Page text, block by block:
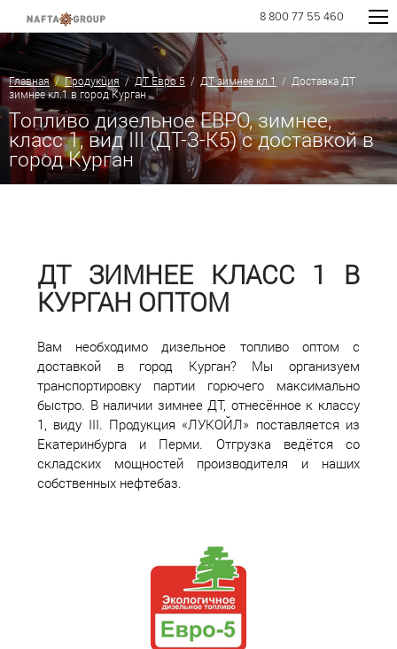
8 800 77 55 460
Главная/Продукция/ДТ Евро 5 / ДТ зимнее кл.1
/ Доставка ДТ
зимнее кл.1 в город Курган
Топливо дизельное ЕВРО, зимнее,
класс 1, вид III (ДТ-З-К5) с доставкой в
город Курган
ДТ ЗИМНЕЕ КЛАСС 1 В
КУРГАН ОПТОМ
Вам необходимо дизельное топливо оптом с
доставкой в город Курган? Мы организуем
транспортировку партии горючего максимально
быстро. В наличии зимнее ДТ, отнесённое к классу
1, виду III. Продукция «ЛУКОЙЛ» поставляется из
Екатеринбурга и Перми. Отгрузка ведётся со
складских мощностей производителя и наших
собственных нефтебаз.